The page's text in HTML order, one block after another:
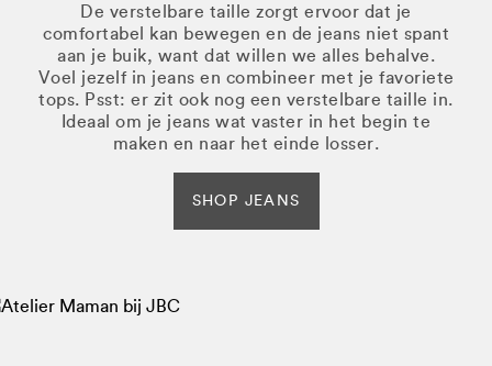
De verstelbare taille zorgt ervoor dat je
comfortabel kan bewegen en de jeans niet spant
aan je buik, want dat willen we alles behalve.
Voel jezelf in jeans en combineer met je favoriete
tops. Psst: er zit ook nog een verstelbare taille in.
Ideaal om je jeans wat vaster in het begin te
maken en naar het einde losser.
SHOP JEANS